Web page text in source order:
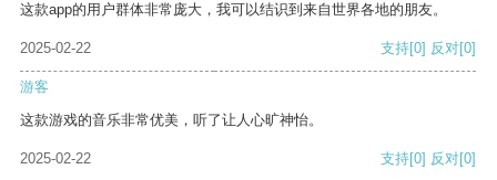
这款app的用户群体非常庞大，我可以结识到来自世界各地的朋友。
2025-02-22 支持[0] 反对[0]
游客
这款游戏的音乐非常优美，听了让人心旷神怡。
2025-02-22 支持[0] 反对[0]